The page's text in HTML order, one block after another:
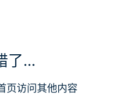
了...
页访问其他内容